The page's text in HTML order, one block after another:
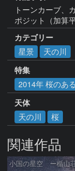
トーンカーブ、
ポジット（加算平
カテゴリー
星景
天の川
特集
2014年 桜のあ
天体
天の川
桜
関連作品